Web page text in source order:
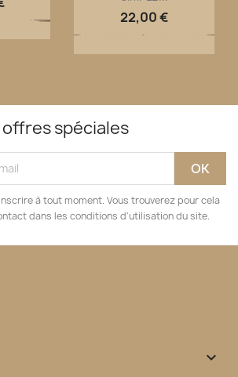
22,00 €
spéciales
à tout moment. Vous trouverez pour cela
dans les conditions d'utilisation du site.
